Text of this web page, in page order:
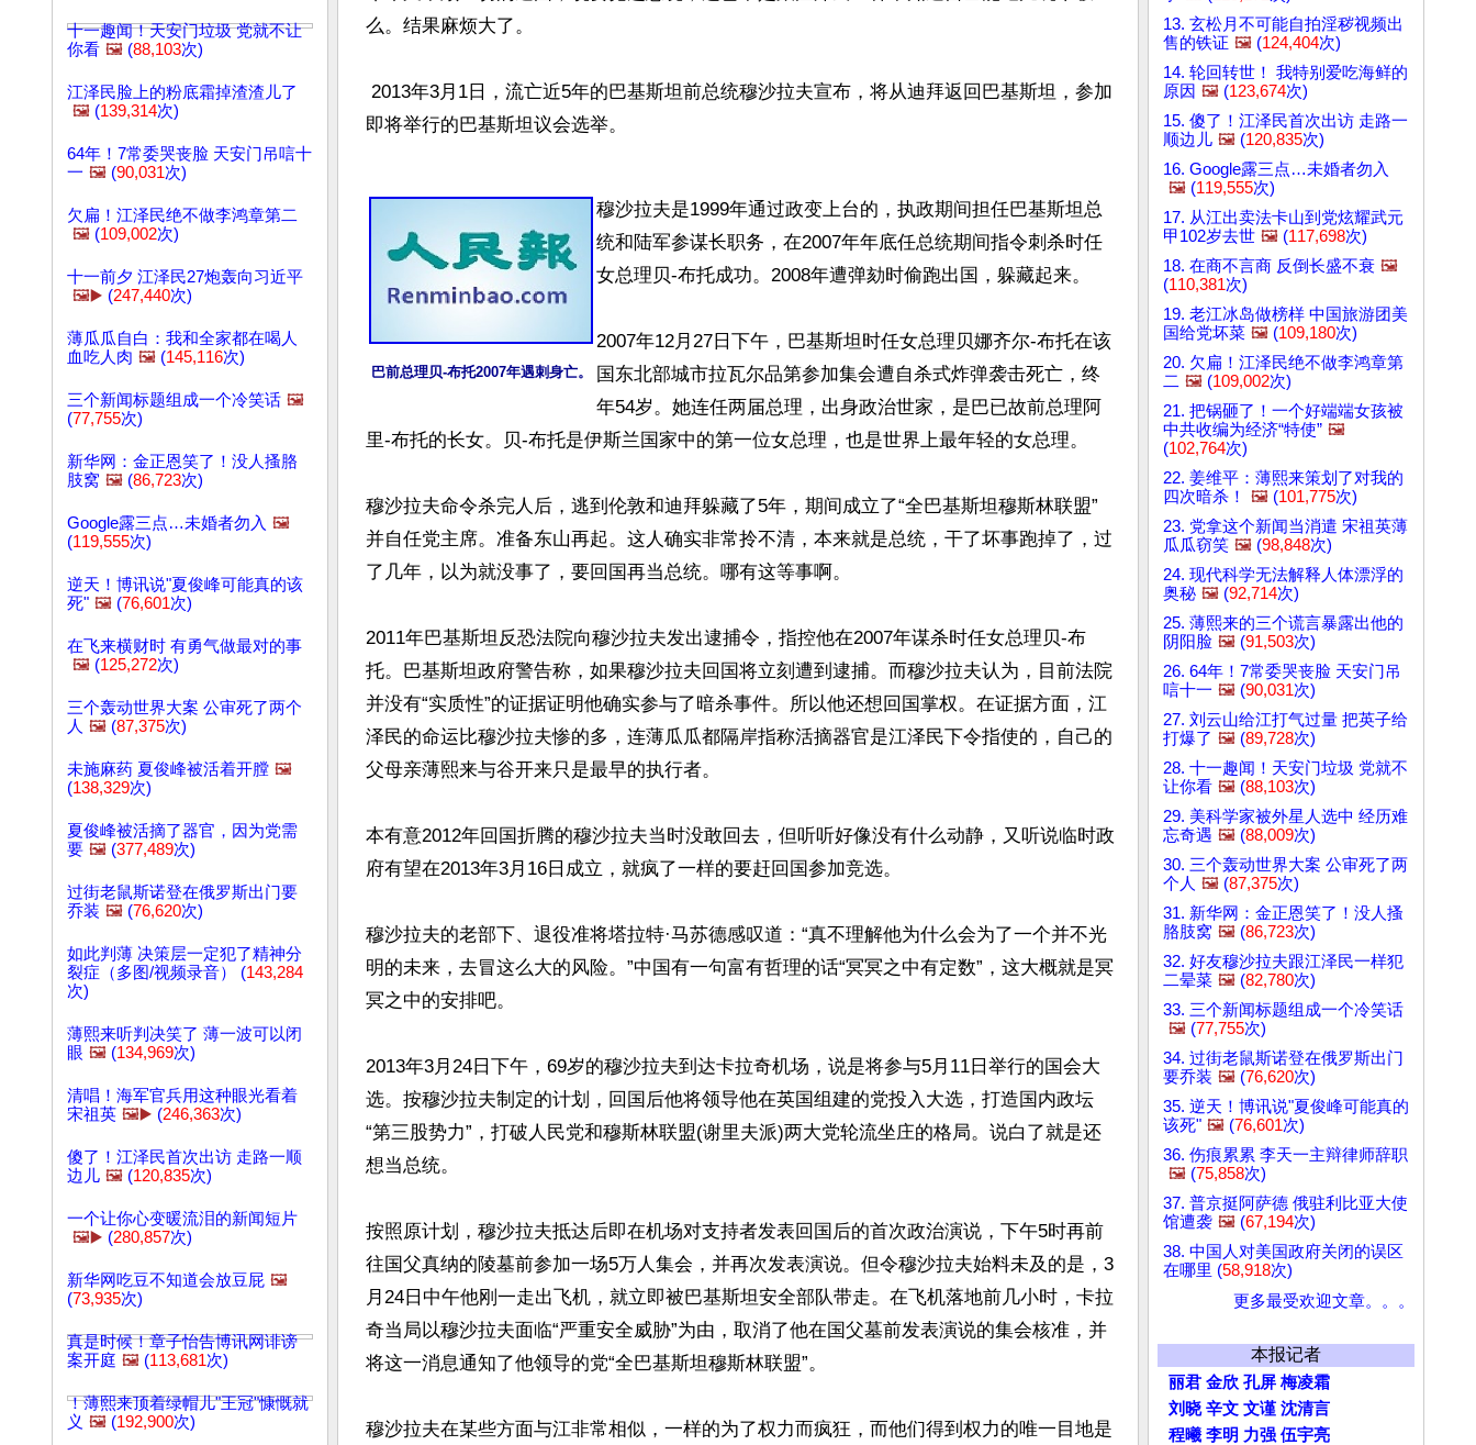
十一趣闻！天安门垃圾 党就不让
你看 🖼️ (88,103次)
江泽民脸上的粉底霜掉渣渣儿了
🖼️ (139,314次)
64年！7常委哭丧脸 天安门吊唁十
一 🖼️ (90,031次)
欠扁！江泽民绝不做李鸿章第二
🖼️ (109,002次)
十一前夕 江泽民27炮轰向习近平
🖼️▶️ (247,440次)
薄瓜瓜自白：我和全家都在喝人
血吃人肉 🖼️ (145,116次)
三个新闻标题组成一个冷笑话 🖼️
(77,755次)
新华网：金正恩笑了！没人搔胳
肢窝 🖼️ (86,723次)
Google露三点…未婚者勿入 🖼️
(119,555次)
逆天！博讯说"夏俊峰可能真的该
死" 🖼️ (76,601次)
在飞来横财时 有勇气做最对的事
🖼️ (125,272次)
三个轰动世界大案 公审死了两个
人 🖼️ (87,375次)
未施麻药 夏俊峰被活着开膛 🖼️
(138,329次)
夏俊峰被活摘了器官，因为党需
要 🖼️ (377,489次)
过街老鼠斯诺登在俄罗斯出门要
乔装 🖼️ (76,620次)
如此判薄 决策层一定犯了精神分
裂症（多图/视频录音） (143,284
次)
薄熙来听判决笑了 薄一波可以闭
眼 🖼️ (134,969次)
清唱！海军官兵用这种眼光看着
宋祖英 🖼️▶️ (246,363次)
傻了！江泽民首次出访 走路一顺
边儿 🖼️ (120,835次)
一个让你心变暖流泪的新闻短片
🖼️▶️ (280,857次)
新华网吃豆不知道会放豆屁 🖼️
(73,935次)
真是时候！章子怡告博讯网诽谤
案开庭 🖼️ (113,681次)
！薄熙来顶着绿帽儿"王冠"慷慨就
义 🖼️ (192,900次)
么。结果麻烦大了。
即将举行的巴基斯坦议会选举。
巴前总理贝-布托2007年遇刺身亡。
穆沙拉夫是1999年通过政变上台的，执政期间担任巴基斯坦总
统和陆军参谋长职务，在2007年年底任总统期间指令刺杀时任
女总理贝-布托成功。2008年遭弹劾时偷跑出国，躲藏起来。
2007年12月27日下午，巴基斯坦时任女总理贝娜齐尔-布托在该
国东北部城市拉瓦尔品第参加集会遭自杀式炸弹袭击死亡，终
年54岁。她连任两届总理，出身政治世家，是巴已故前总理阿
里-布托的长女。贝-布托是伊斯兰国家中的第一位女总理，也是世界上最年轻的女总理。
穆沙拉夫命令杀完人后，逃到伦敦和迪拜躲藏了5年，期间成立了“全巴基斯坦穆斯林联盟”
并自任党主席。准备东山再起。这人确实非常拎不清，本来就是总统，干了坏事跑掉了，过
了几年，以为就没事了，要回国再当总统。哪有这等事啊。
2011年巴基斯坦反恐法院向穆沙拉夫发出逮捕令，指控他在2007年谋杀时任女总理贝-布
托。巴基斯坦政府警告称，如果穆沙拉夫回国将立刻遭到逮捕。而穆沙拉夫认为，目前法院
并没有“实质性”的证据证明他确实参与了暗杀事件。所以他还想回国掌权。在证据方面，江
泽民的命运比穆沙拉夫惨的多，连薄瓜瓜都隔岸指称活摘器官是江泽民下令指使的，自己的
父母亲薄熙来与谷开来只是最早的执行者。
本有意2012年回国折腾的穆沙拉夫当时没敢回去，但听听好像没有什么动静，又听说临时政
府有望在2013年3月16日成立，就疯了一样的要赶回国参加竞选。
穆沙拉夫的老部下、退役准将塔拉特·马苏德感叹道：“真不理解他为什么会为了一个并不光
明的未来，去冒这么大的风险。”中国有一句富有哲理的话“冥冥之中有定数”，这大概就是冥
冥之中的安排吧。
2013年3月24日下午，69岁的穆沙拉夫到达卡拉奇机场，说是将参与5月11日举行的国会大
选。按穆沙拉夫制定的计划，回国后他将领导他在英国组建的党投入大选，打造国内政坛
“第三股势力”，打破人民党和穆斯林联盟(谢里夫派)两大党轮流坐庄的格局。说白了就是还
想当总统。
按照原计划，穆沙拉夫抵达后即在机场对支持者发表回国后的首次政治演说，下午5时再前
往国父真纳的陵墓前参加一场5万人集会，并再次发表演说。但令穆沙拉夫始料未及的是，3
月24日中午他刚一走出飞机，就立即被巴基斯坦安全部队带走。在飞机落地前几小时，卡拉
奇当局以穆沙拉夫面临“严重安全威胁”为由，取消了他在国父墓前发表演说的集会核准，并
将这一消息通知了他领导的党“全巴基斯坦穆斯林联盟”。
穆沙拉夫在某些方面与江非常相似，一样的为了权力而疯狂，而他们得到权力的唯一目地是
13. 玄松月不可能自拍淫秽视频出
售的铁证 🖼️ (124,404次)
14. 轮回转世！ 我特别爱吃海鲜的
原因 🖼️ (123,674次)
15. 傻了！江泽民首次出访 走路一
顺边儿 🖼️ (120,835次)
16. Google露三点…未婚者勿入
🖼️ (119,555次)
17. 从江出卖法卡山到党炫耀武元
甲102岁去世 🖼️ (117,698次)
18. 在商不言商 反倒长盛不衰 🖼️
(110,381次)
19. 老江冰岛做榜样 中国旅游团美
国给党坏菜 🖼️ (109,180次)
20. 欠扁！江泽民绝不做李鸿章第
二 🖼️ (109,002次)
21. 把锅砸了！一个好端端女孩被
中共收编为经济“特使” 🖼️
(102,764次)
22. 姜维平：薄熙来策划了对我的
四次暗杀！
🖼️ (101,775次)
23. 党拿这个新闻当消遣 宋祖英薄
瓜瓜窃笑 🖼️ (98,848次)
24. 现代科学无法解释人体漂浮的
奥秘 🖼️ (92,714次)
25. 薄熙来的三个谎言暴露出他的
阴阳脸 🖼️ (91,503次)
26. 64年！7常委哭丧脸 天安门吊
唁十一 🖼️ (90,031次)
27. 刘云山给江打气过量 把英子给
打爆了 🖼️ (89,728次)
28. 十一趣闻！天安门垃圾 党就不
让你看 🖼️ (88,103次)
29. 美科学家被外星人选中 经历难
忘奇遇 🖼️ (88,009次)
30. 三个轰动世界大案 公审死了两
个人 🖼️ (87,375次)
31. 新华网：金正恩笑了！没人搔
胳肢窝 🖼️ (86,723次)
32. 好友穆沙拉夫跟江泽民一样犯
二晕菜 🖼️ (82,780次)
33. 三个新闻标题组成一个冷笑话
🖼️ (77,755次)
34. 过街老鼠斯诺登在俄罗斯出门
要乔装 🖼️ (76,620次)
35. 逆天！博讯说"夏俊峰可能真的
该死" 🖼️ (76,601次)
36. 伤痕累累 李天一主辩律师辞职
🖼️ (75,858次)
37. 普京挺阿萨德 俄驻利比亚大使
馆遭袭 🖼️ (67,194次)
38. 中国人对美国政府关闭的误区
在哪里 (58,918次)
更多最受欢迎文章。。。
本报记者
丽君 金欣 孔屏 梅凌霜
刘晓 辛文 文谨 沈清言
程曦 李明 力强 伍宇亮